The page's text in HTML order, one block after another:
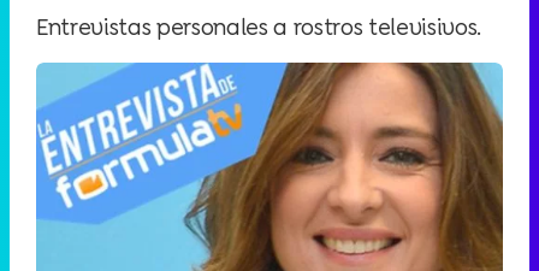
Entrevistas personales a rostros televisivos.